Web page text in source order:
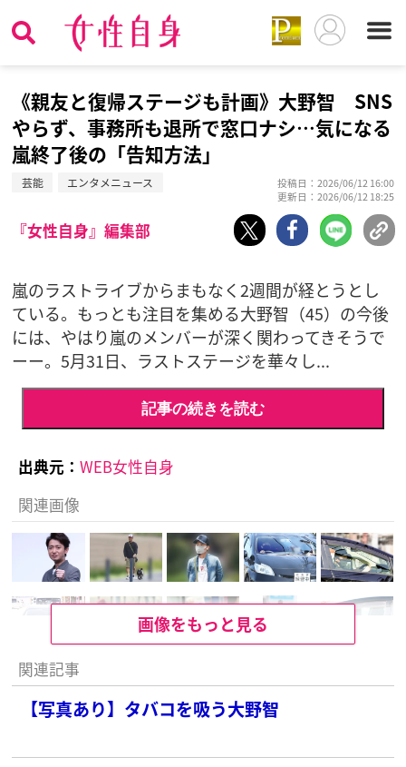
《親友と復帰ステージも計画》大野智 SNS
やらず、事務所も退所で窓口ナシ…気になる
嵐終了後の「告知方法」
芸能 エンタメニュース
投稿日：2026/06/12 16:00
更新日：2026/06/12 18:25
『女性自身』編集部
嵐のラストライブからまもなく2週間が経とうとし
ている。もっとも注目を集める大野智（45）の今後
には、やはり嵐のメンバーが深く関わってきそうで
ーー。5月31日、ラストステージを華々し...
記事の続きを読む
出典元： WEB女性自身
関連画像
画像をもっと見る
関連記事
【写真あり】タバコを吸う大野智